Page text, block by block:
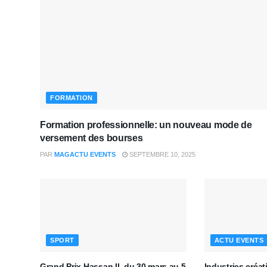
FORMATION
Formation professionnelle: un nouveau mode de
versement des bourses
PAR MAGACTU EVENTS SEPTEMBRE 10, 2025
SPORT ACTU EVENTS